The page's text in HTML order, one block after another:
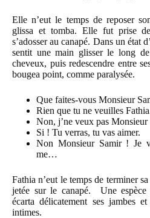
Elle n’eut le temps de reposer
glissa et tomba. Elle fut prise
s’adosser au canapé. Dans un état
sentit une main glisser le long
cheveux, puis redescendre entre
bougea point, comme paralysée.
Que faites-vous Monsieur
Rien que tu ne veuilles
Non, j’ne veux pas Monsieur
Si ! Tu verras, tu vas aimer.
Non Monsieur Samir ! Je
me…
Fathia n’eut le temps de terminer
jetée sur le canapé. Une espèce
écarta délicatement ses jambes
intimes.